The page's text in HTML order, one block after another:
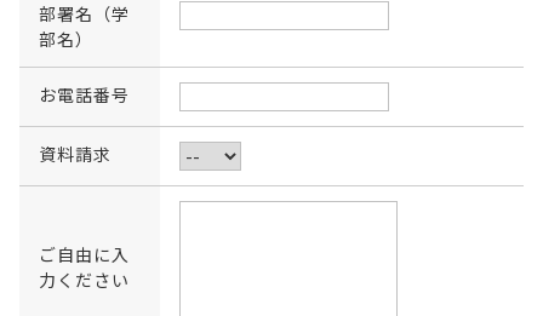
部署名（学
部名）
お電話番号
資料請求
ご自由に入
力ください